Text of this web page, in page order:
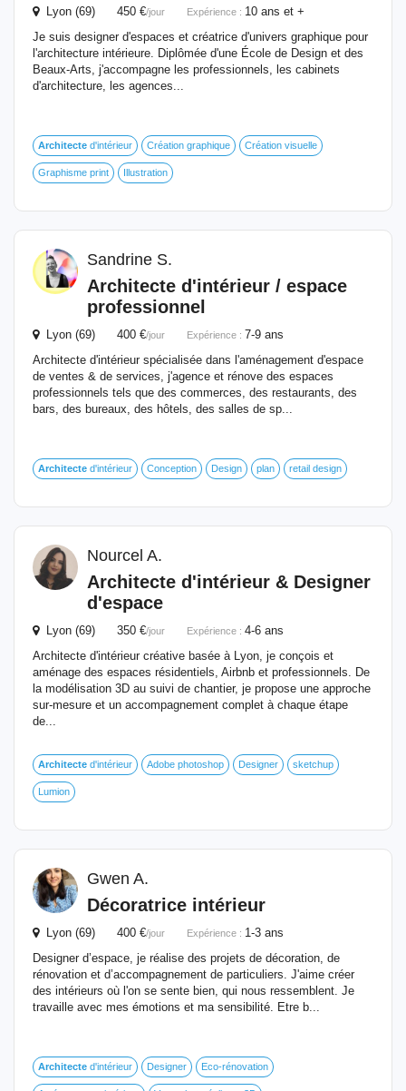
Lyon (69) 450 €/jour Expérience : 10 ans et +
Je suis designer d'espaces et créatrice d'univers graphique pour
l'architecture intérieure. Diplômée d'une École de Design et des
Beaux-Arts, j'accompagne les professionnels, les cabinets
d'architecture, les agences...
Architecte d'intérieur Création graphique Création visuelle
Graphisme print Illustration
Sandrine S.
Architecte d'intérieur / espace
professionnel
Lyon (69) 400 €/jour Expérience : 7-9 ans
Architecte d'intérieur spécialisée dans l'aménagement d'espace
de ventes & de services, j'agence et rénove des espaces
professionnels tels que des commerces, des restaurants, des
bars, des bureaux, des hôtels, des salles de sp...
Architecte d'intérieur Conception Design plan retail design
Nourcel A.
Architecte d'intérieur & Designer
d'espace
Lyon (69) 350 €/jour Expérience : 4-6 ans
Architecte d'intérieur créative basée à Lyon, je conçois et
aménage des espaces résidentiels, Airbnb et professionnels. De
la modélisation 3D au suivi de chantier, je propose une approche
sur-mesure et un accompagnement complet à chaque étape
de...
Architecte d'intérieur Adobe photoshop Designer sketchup
Lumion
Gwen A.
Décoratrice intérieur
Lyon (69) 400 €/jour Expérience : 1-3 ans
Designer d’espace, je réalise des projets de décoration, de
rénovation et d’accompagnement de particuliers. J'aime créer
des intérieurs où l'on se sente bien, qui nous ressemblent. Je
travaille avec mes émotions et ma sensibilité. Etre b...
Architecte d'intérieur Designer Eco-rénovation